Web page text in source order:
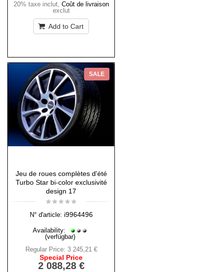
20% taxe inclut, Coût de livraison
exclut
Add to Cart
SALE
Jeu de roues complètes d'été
Turbo Star bi-color exclusivité
design 17
N° d'article: i9964496
Availability:
(verfügbar)
Regular Price: 3 245,21 €
Special Price
2 088,28 €